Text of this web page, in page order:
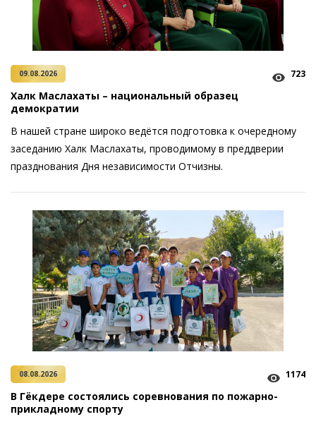
09.08.2026 723
Халк Маслахаты – национальный образец
демократии
В нашей стране широко ведётся подготовка к очередному
заседанию Халк Маслахаты, проводимому в преддверии
празднования Дня независимости Отчизны.
08.08.2026 1174
В Гёкдере состоялись соревнования по пожарно-
прикладному спорту